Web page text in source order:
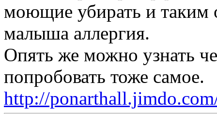
моющие убирать и таким
малыша аллергия.
Опять же можно узнать
попробовать тоже самое.
http://